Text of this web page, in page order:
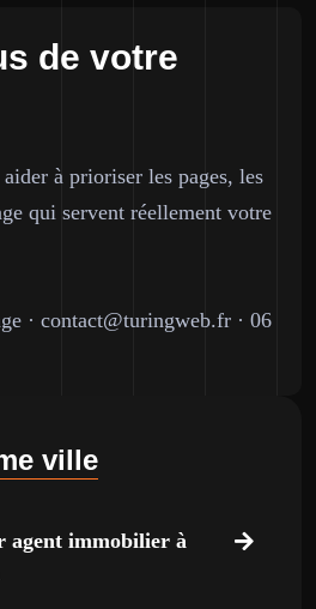
de votre
à prioriser les pages, les
qui servent réellement votre
· contact@turingweb.fr · 06
ville
agent immobilier à